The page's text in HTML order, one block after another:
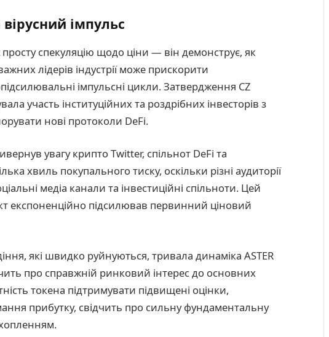
імпульс
спекуляцію щодо ціни — він демонструє, як
лідерів індустрії може прискорити
імпульсні цикли. Затвердження CZ
участь інституційних та роздрібних інвесторів з
нові протоколи DeFi.
увагу крипто Twitter, спільнот DeFi та
хвиль покупального тиску, оскільки різні аудиторії
медіа канали та інвестиційні спільноти. Цей
експоненційно підсилював первинний ціновий
які швидко руйнуються, тривала динаміка ASTER
про справжній ринковий інтерес до основних
токена підтримувати підвищені оцінки,
прибутку, свідчить про сильну фундаментальну